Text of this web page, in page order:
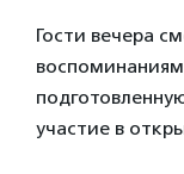
Гости вечера
участие в